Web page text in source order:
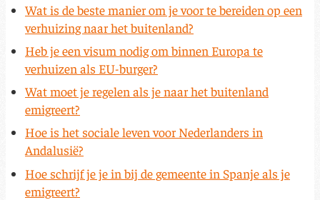
Wat is de beste manier om je voor te bereiden op een
verhuizing naar het buitenland?
Heb je een visum nodig om binnen Europa te
verhuizen als EU-burger?
Wat moet je regelen als je naar het buitenland
emigreert?
Hoe is het sociale leven voor Nederlanders in
Andalusië?
Hoe schrijf je je in bij de gemeente in Spanje als je
emigreert?